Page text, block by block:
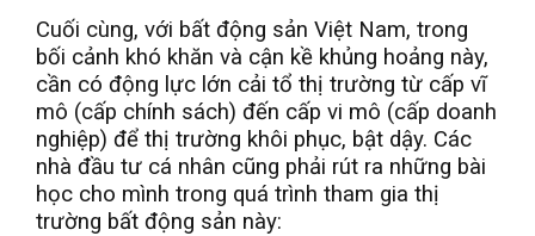
Cuối cùng, với bất động sản Việt Nam, trong
bối cảnh khó khăn và cận kề khủng hoảng này,
cần có động lực lớn cải tổ thị trường từ cấp vĩ
mô (cấp chính sách) đến cấp vi mô (cấp doanh
nghiệp) để thị trường khôi phục, bật dậy. Các
nhà đầu tư cá nhân cũng phải rút ra những bài
học cho mình trong quá trình tham gia thị
trường bất động sản này: